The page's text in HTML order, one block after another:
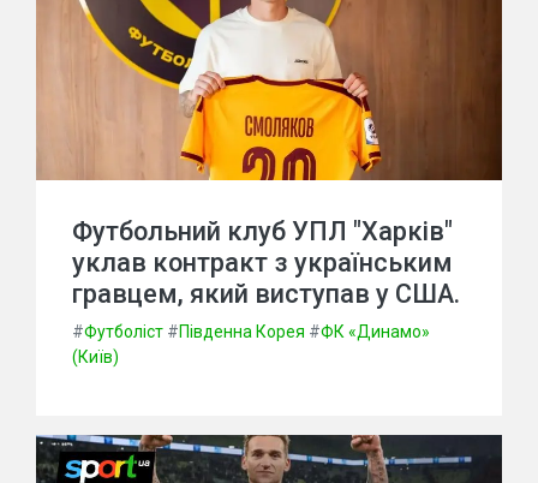
Футбольний клуб УПЛ "Харків"
уклав контракт з українським
гравцем, який виступав у США.
#Футболіст #Південна Корея #ФК «Динамо»
(Київ)